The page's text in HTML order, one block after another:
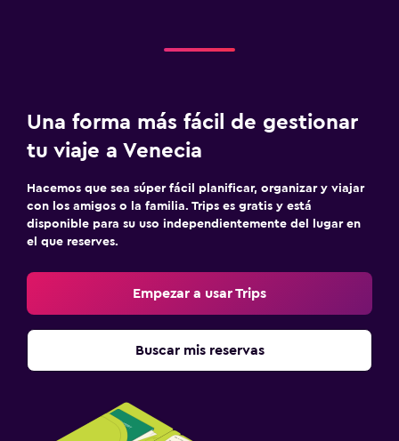
Una forma más fácil de gestionar
tu viaje a Venecia
Hacemos que sea súper fácil planificar, organizar y viajar
con los amigos o la familia. Trips es gratis y está
disponible para su uso independientemente del lugar en
el que reserves.
Empezar a usar Trips
Buscar mis reservas